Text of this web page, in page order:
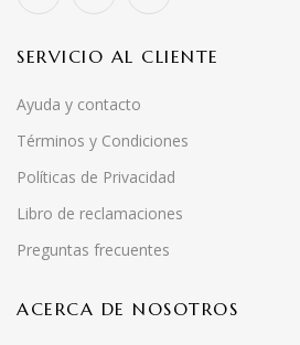
SERVICIO AL CLIENTE
Ayuda y contacto
Términos y Condiciones
Políticas de Privacidad
Libro de reclamaciones
Preguntas frecuentes
ACERCA DE NOSOTROS